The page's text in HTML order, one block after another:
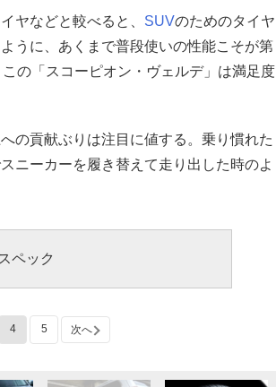
ヤなどと較べると、 SUVのためのタイヤ
うに、あくまで普段使いの性能こそが第
の「スコーピオン・ヴェルデ」は満足度
の貢献ぶりは注目に値する。乗り慣れた
ニーカーを履き替えて走り出した時のよ
スペック
4 5 次へ